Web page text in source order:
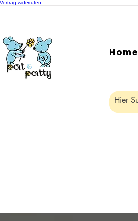
Vertrag widerrufen
H o m e